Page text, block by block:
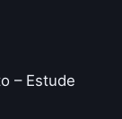
– Estude